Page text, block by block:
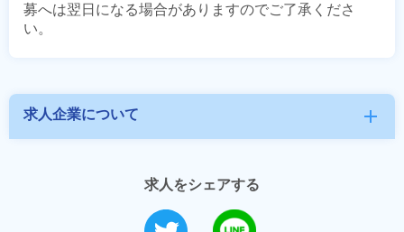
募へは翌日になる場合がありますのでご了承くださ
求人企業について add
求人をシェアする